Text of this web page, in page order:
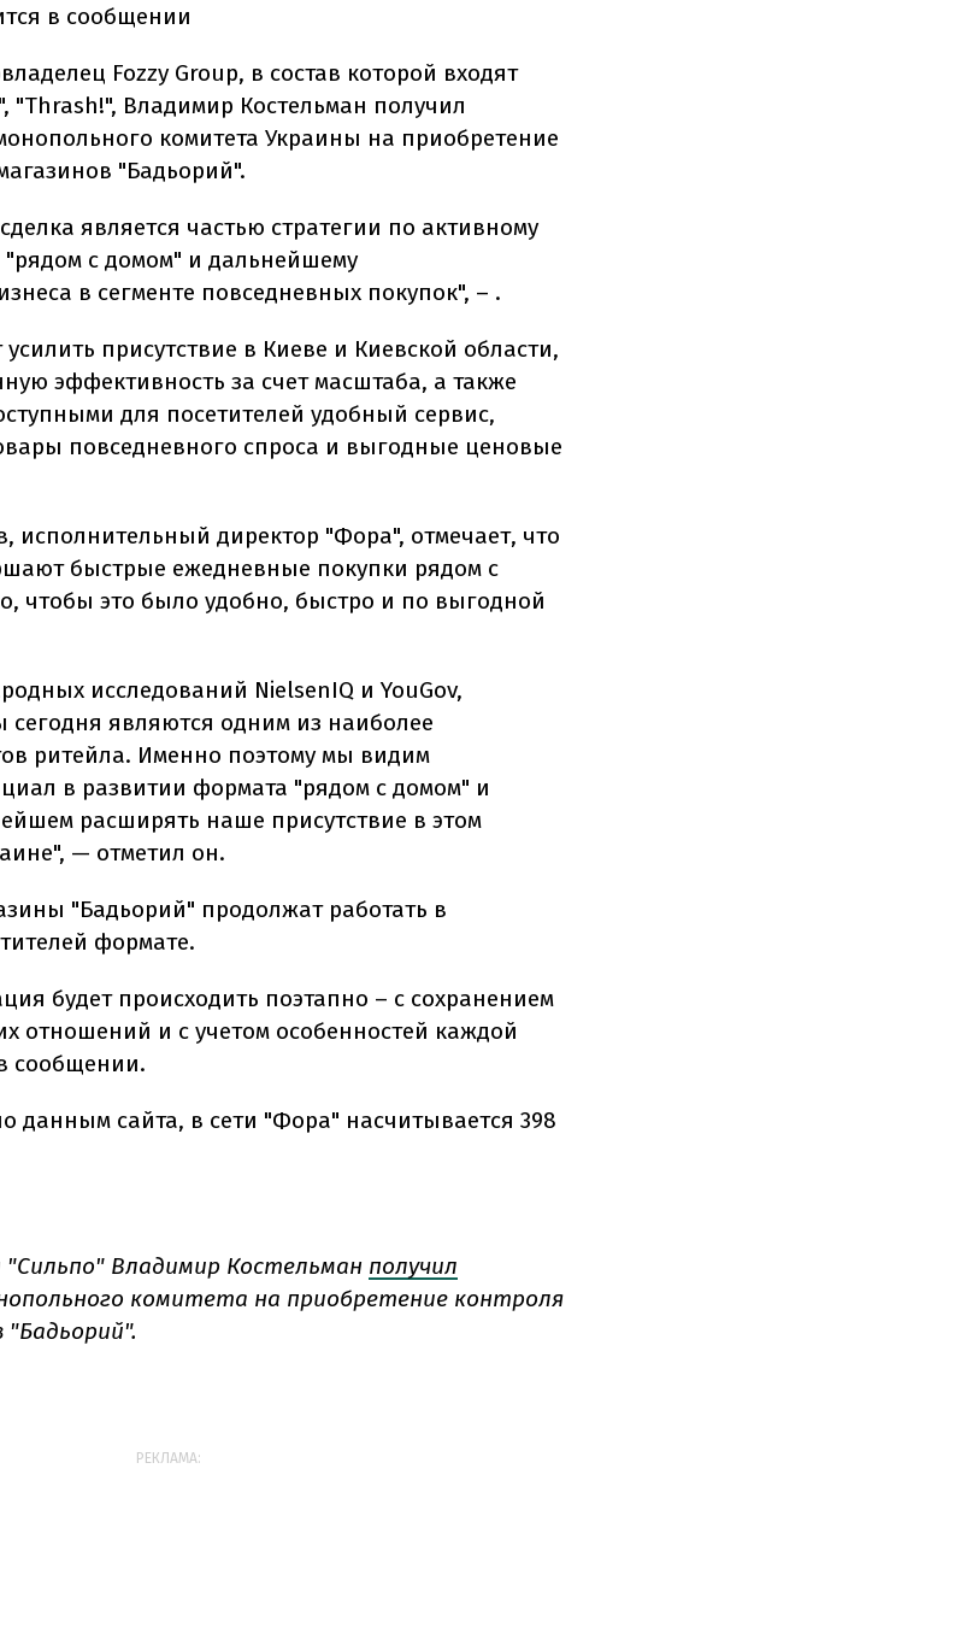
в сообщении
Fozzy Group, в состав которой входят
"Thrash!", Владимир Костельман получил
комитета Украины на приобретение
"Бадьорий".
является частью стратегии по активному
с домом" и дальнейшему
в сегменте повседневных покупок", – .
присутствие в Киеве и Киевской области,
эффективность за счет масштаба, а также
для посетителей удобный сервис,
повседневного спроса и выгодные ценовые
исполнительный директор "Фора", отмечает, что
быстрые ежедневные покупки рядом с
чтобы это было удобно, быстро и по выгодной
исследований NielsenIQ и YouGov,
являются одним из наиболее
ритейла. Именно поэтому мы видим
в развитии формата "рядом с домом" и
расширять наше присутствие в этом
— отметил он.
"Бадьорий" продолжат работать в
формате.
будет происходить поэтапно – с сохранением
отношений и с учетом особенностей каждой
сообщении.
данным сайта, в сети "Фора" насчитывается 398
"Сильпо" Владимир Костельман получил
комитета на приобретение контроля
РЕКЛАМА: